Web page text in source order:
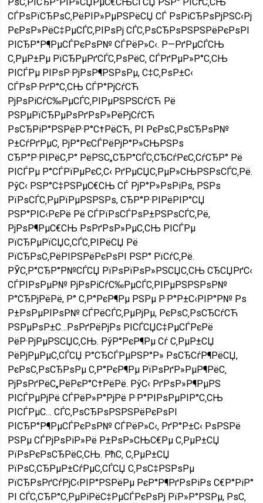
СЃРѕРїСЂРѕС‚РёРІР»РµРЅРёСЏ СЃ РѕРіСЂРѕРјРЅС‹Рј
РєРѕР»РёС‡РµСЃС‚РІРѕРј СЃС‚РѕСЂРѕРЅРЅРёРєРѕРІ
РІСЂР°Р¶РµСЃРєРѕР№ СЃРёР»С‹. Р—РґРµСЃСЊ
С‚РµР±Рµ РїСЂРµРґСЃС‚РѕРёС‚ СЃРґРµР»Р°С‚СЊ
РІСЃРµ РІРѕР·РјРѕР¶РЅРѕРµ, С‡С‚РѕР±С‹
СЃРѕР·РґР°С‚СЊ СЃР°РјСѓСЋ
РјРѕРіСѓС‰РµСЃС‚РІРµРЅРЅСѓСЋ Рё
РЅРµРїСЂРµРѕРґРѕР»РёРјСѓСЋ
РѕСЂРіР°РЅРёР·Р°С†РёСЋ, РІ РєРѕС‚РѕСЂРѕР№
Р±СѓРґРµС‚ РјР°РєСЃРёРјР°Р»СЊРЅРѕ
СЂР°Р·РІРёС‚Р° РёРЅС„СЂР°СЃС‚СЂСѓРєС‚СѓСЂР° Рё
РІСЃРµ Р°СЃРїРµРєС‚С‹ РґРµСЏС‚РµР»СЊРЅРѕСЃС‚Рё.
РўС‹ РЅР°С‡РЅРµС€СЊ СЃ РјР°Р»РѕРіРѕ, РЅРѕ
РїРѕСЃС‚РµРїРµРЅРЅРѕ, СЂР°Р·РІРёРІР°СЏ
РЅР°РІС‹РєРё Рё СЃРїРѕСЃРѕР±РЅРѕСЃС‚Рё,
РјРѕР¶РµС€СЊ РѕРґРѕР»РµС‚СЊ РІСЃРµ
РїСЂРµРїСЏС‚СЃС‚РІРёСЏ Рё
РїСЂРѕС‚РёРІРЅРёРєРѕРІ РЅР° РїСѓС‚Рё.
РЎС‚Р°СЂР°Р№СЃСЏ РїРѕРїРѕР»РЅСЏС‚СЊ СЂСЏРґС‹
СЃРІРѕРµР№ РјРѕРіСѓС‰РµСЃС‚РІРµРЅРЅРѕР№
Р°СЂРјРёРё, Р° С‚Р°РєР¶Рµ РЅРµ Р·Р°Р±С‹РІР°Р№ Рѕ
Р±РѕРµРІРѕР№ СЃРёСЃС‚РµРјРµ, РєРѕС‚РѕСЂСѓСЋ
РЅРµРѕР±С…РѕРґРёРјРѕ РІСЃСЏС‡РµСЃРєРё
РёР·РјРµРЅСЏС‚СЊ. РўР°РєР¶Рµ Сѓ С‚РµР±СЏ
РёРјРµРµС‚СЃСЏ Р°СЂСЃРµРЅР°Р» РѕСЂСѓР¶РёСЏ,
РєРѕС‚РѕСЂРѕРµ С‚Р°РєР¶Рµ РїРѕРґР»РµР¶РёС‚
РјРѕРґРёС„РёРєР°С†РёРё. РўС‹ РґРѕР»Р¶РµРЅ
РІСЃРµРјРё СЃРёР»Р°РјРё Р·Р°РІРѕРµРІР°С‚СЊ
РІСЃРµС… СЃС‚РѕСЂРѕРЅРЅРёРєРѕРІ
РІСЂР°Р¶РµСЃРєРѕР№ СЃРёР»С‹, РґР°Р±С‹ РѕРЅРё
РЅРµ СЃРјРѕРіР»Рё Р±РѕР»СЊС€Рµ С‚РµР±СЏ
РїРѕРєРѕСЂРёС‚СЊ. РћС‚ С‚РµР±СЏ
РїРѕС‚СЂРµР±СѓРµС‚СЃСЏ С‚РѕС‡РЅРѕРµ
РїСЂРѕРґСѓРјС‹РІР°РЅРёРµ РєР°Р¶РґРѕРіРѕ С€Р°РіР°
РІ СЃС‚СЂР°С‚РµРіРёС‡РµСЃРєРѕРј РїР»Р°РЅРµ, РѕС‚